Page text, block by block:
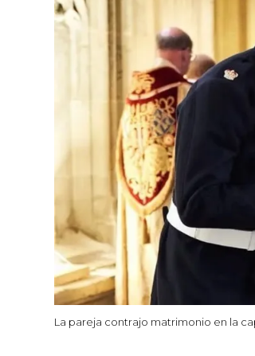
La pareja contrajo matrimonio en la